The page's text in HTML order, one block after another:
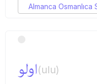
Almanca Osmanlıca
اولو(ulu)